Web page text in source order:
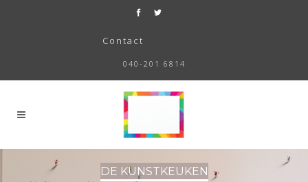
Contact
040-201 6814
DE KUNSTKEUKEN